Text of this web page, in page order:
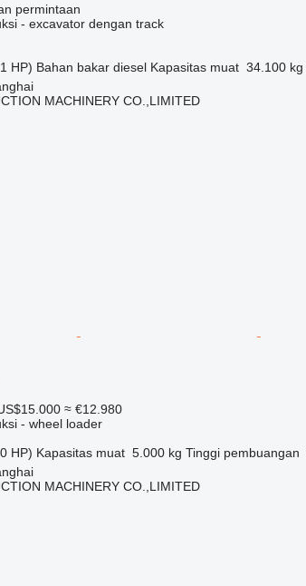
permintaan
- excavator dengan track
HP) Bahan bakar diesel Kapasitas muat 34.100 kg
MACHINERY CO.,LIMITED
≈ €12.980
- wheel loader
HP) Kapasitas muat 5.000 kg Tinggi pembuangan
MACHINERY CO.,LIMITED